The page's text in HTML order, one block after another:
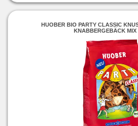
HUOBER BIO PARTY CLASSIC
KNABBERGEBÄCK MIX